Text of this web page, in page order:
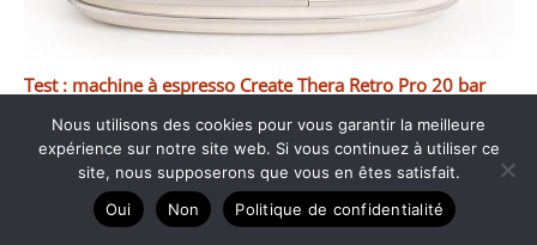
Test : machine à espresso Create Thera Retro Pro 20 bar
Nous utilisons des cookies pour vous garantir la meilleure
expérience sur notre site web. Si vous continuez à utiliser ce
site, nous supposerons que vous en êtes satisfait.
Oui
Non Politique de confidentialité